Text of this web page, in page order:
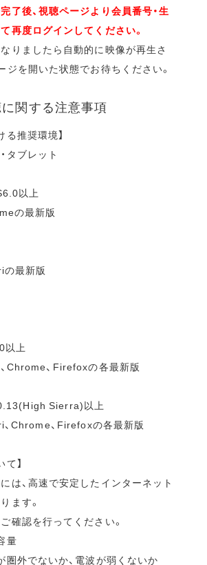
了後、視聴ページより会員番号・生
再度ログインしてください。
りましたら自動的に映像が再生さ
ジを開いた状態でお待ちください。
関する注意事項
る推奨環境】
タブレット
以上
の最新版
の最新版
以上
Chrome、Firefoxの各最新版
Sierra)以上
、Chrome、Firefoxの各最新版
】
は、高速で安定したインターネット
ます。
確認を行ってください。
量
圏外でないか、電波が弱くないか